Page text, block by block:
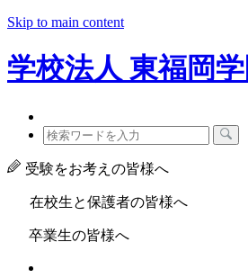
Skip to main content
学校法人 東福岡学
受験をお考えの皆様へ
在校生と保護者の皆様へ
卒業生の皆様へ